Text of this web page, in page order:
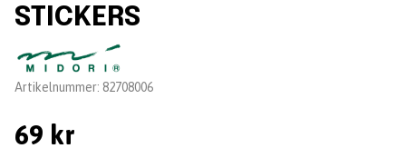
STICKERS
Leverantör:
Artikelnummer: 82708006
69 kr